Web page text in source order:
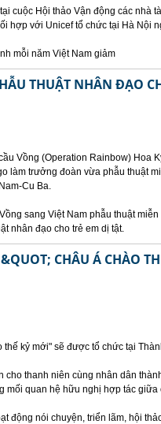
cuộc Hội thảo Vận động các nhà
hợp với Unicef tổ chức tại Hà Nội
mỗi năm Việt Nam giảm
THUẬT NHÂN ĐẠO
Vồng (Operation Rainbow) Hoa
làm trưởng đoàn vừa phẫu thuật
Cu Ba.
sang Việt Nam phẫu thuật
nhân đạo cho trẻ em dị tật.
CHÂU Á CHÀO
kỷ mới" sẽ được tổ chức tại
cho thanh niên cùng nhân dân
mối quan hệ hữu nghị hợp tác
động nói chuyện, triển lãm, hội